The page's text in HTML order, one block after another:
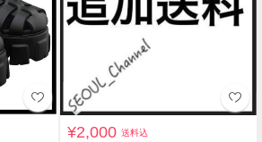
¥2,000送料込